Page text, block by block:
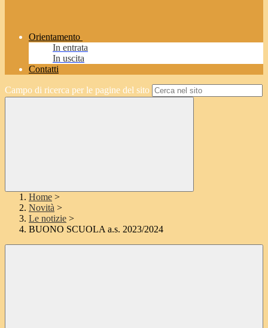
Orientamento
In entrata
In uscita
Contatti
Campo di ricerca per le pagine del sito
Home >
Novità >
Le notizie >
BUONO SCUOLA a.s. 2023/2024